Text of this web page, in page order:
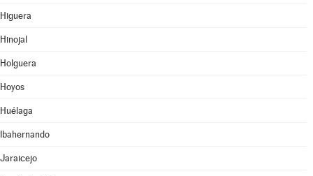
Higuera
Hinojal
Holguera
Hoyos
Huélaga
Ibahernando
Jaraicejo